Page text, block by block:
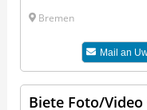
Bremen
Mail an
Biete Foto/Video